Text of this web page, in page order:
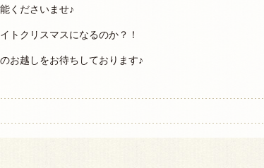
くださいませ♪
トクリスマスになるのか？！
お越しをお待ちしております♪